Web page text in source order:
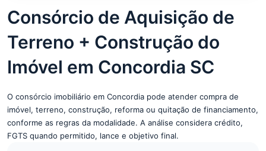
Consórcio de Aquisição de
Terreno + Construção do
Imóvel em Concordia SC
O consórcio imobiliário em Concordia pode atender compra de
imóvel, terreno, construção, reforma ou quitação de financiamento,
conforme as regras da modalidade. A análise considera crédito,
FGTS quando permitido, lance e objetivo final.